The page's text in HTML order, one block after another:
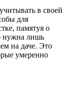
в своей
для
памятуя о
нужна лишь
на даче. Это
умеренно